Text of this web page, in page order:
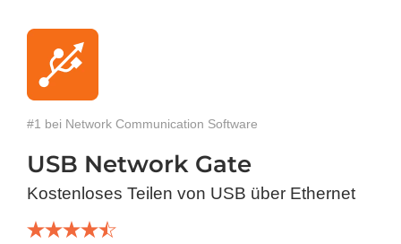
#1 bei Network Communication Software
USB Network Gate
Kostenloses Teilen von USB über Ethernet